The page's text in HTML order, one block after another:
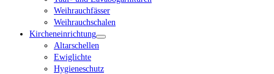
Weihrauchfässer
Weihrauchschalen
Kircheneinrichtung
Altarschellen
Ewiglichte
Hygieneschutz